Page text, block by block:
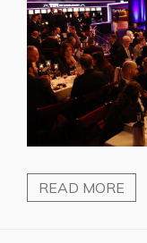
READ MORE